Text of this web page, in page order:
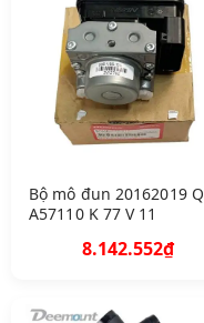
Bộ mô đun 20162019 Q
A57110 K 77 V 11
8.142.552₫